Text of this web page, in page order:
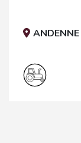
ANDENNE